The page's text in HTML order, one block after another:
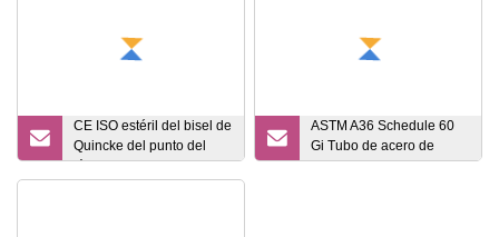
CE ISO estéril del bisel de
Quincke del punto del
lápiz de la aguja de la
ASTM A36 Schedule 60
Gi Tubo de acero de
drenaje laminado en